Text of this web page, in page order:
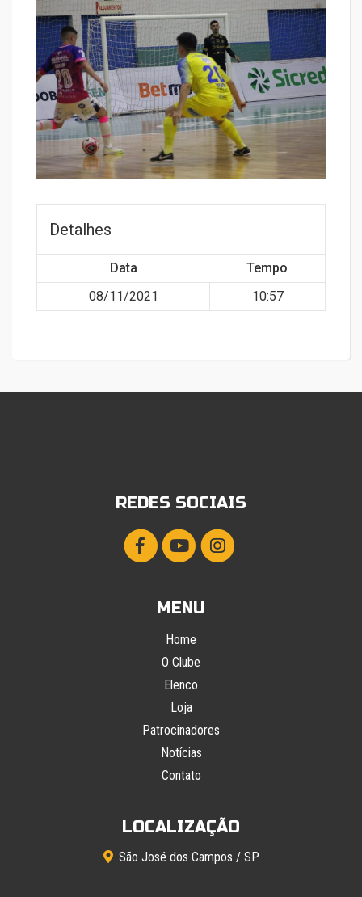
Detalhes
Data
Tempo
08/11/2021
10:57
REDES SOCIAIS
MENU
Home
O Clube
Elenco
Loja
Patrocinadores
Notícias
Contato
LOCALIZAÇÃO
São José dos Campos / SP